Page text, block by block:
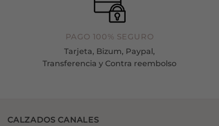
PAGO 100% SEGURO
Tarjeta, Bizum, Paypal,
Transferencia y Contra reembolso
CALZADOS CANALES